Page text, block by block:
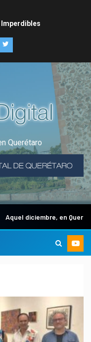
Imperdibles
Querétaro
diciembre, en Querétaro